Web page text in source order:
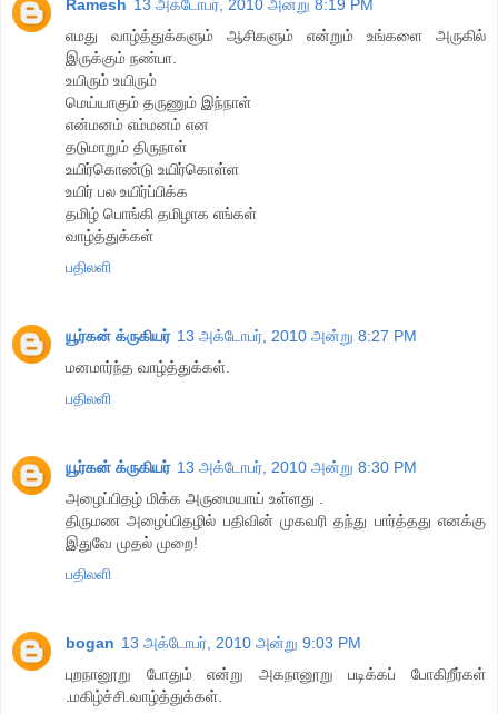
Ramesh 13 அக்டோபர், 2010 அன்று 8:19 PM
எமது வாழ்த்துக்களும் ஆசிகளும் என்றும் உங்களை அருகில்
இருக்கும் நண்பா.
உயிரும் உயிரும்
மெய்யாகும் தருணும் இந்நாள்
என்மனம் எம்மனம் என
தடுமாறும் திருநாள்
உயிர்கொண்டு உயிர்கொள்ள
உயிர் பல உயிர்ப்பிக்க
தமிழ் பொங்கி தமிழாக எங்கள்
வாழ்த்துக்கள்
பதிலளி
யூர்கன் க்ருகியர் 13 அக்டோபர், 2010 அன்று 8:27 PM
மனமார்ந்த வாழ்த்துக்கள்.
பதிலளி
யூர்கன் க்ருகியர் 13 அக்டோபர், 2010 அன்று 8:30 PM
அழைப்பிதழ் மிக்க அருமையாய் உள்ளது .
திருமண அழைப்பிதழில் பதிவின் முகவரி தந்து பார்த்தது எனக்கு
இதுவே முதல் முறை!
பதிலளி
bogan 13 அக்டோபர், 2010 அன்று 9:03 PM
புறநானூறு போதும் என்று அகநானூறு படிக்கப் போகிறீர்கள்
.மகிழ்ச்சி.வாழ்த்துக்கள்.